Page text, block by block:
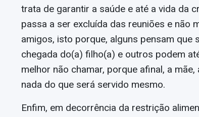
trata de garantir a saúde e até a vida da
passa a ser excluída das reuniões e não
amigos, isto porque, alguns pensam
chegada do(a) filho(a) e outros podem
melhor não chamar, porque afinal, a
nada do que será servido mesmo.
Enfim, em decorrência da restrição